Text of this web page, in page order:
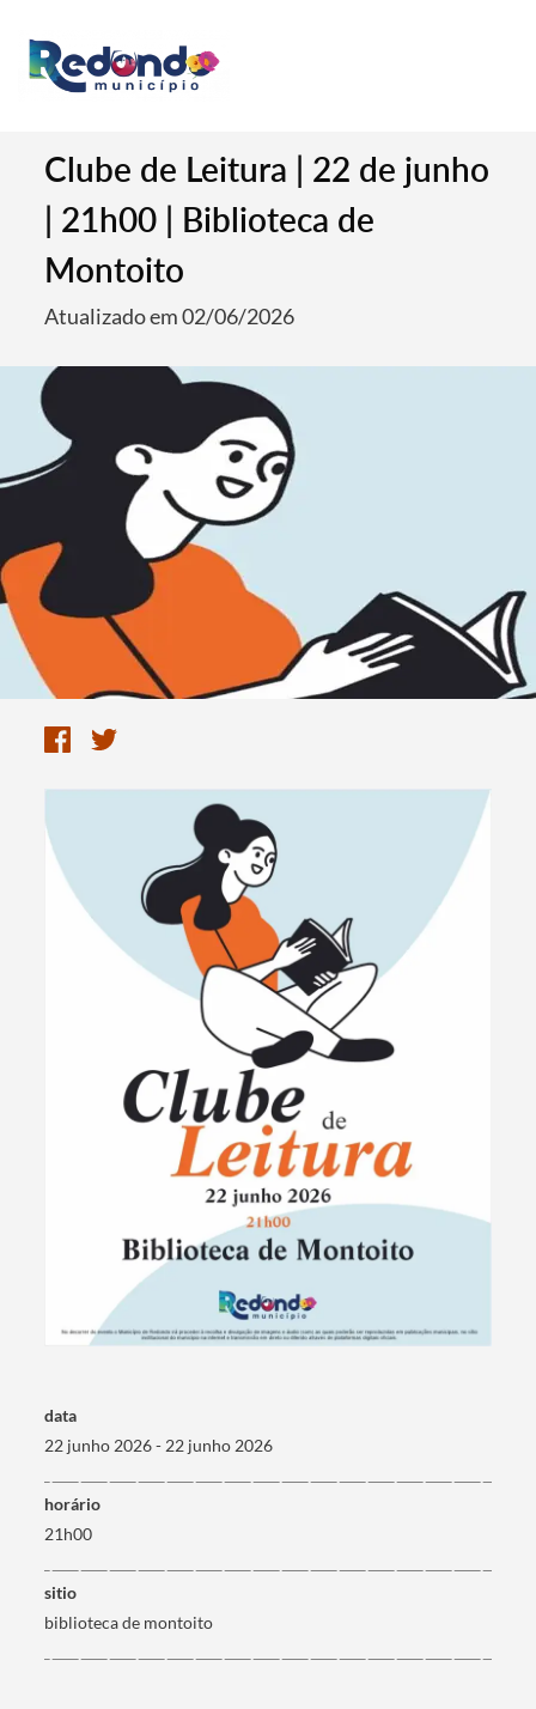
Termo de Pesquisa
Categorias gerais
Filtros
Clube de Leitura | 22 de junho
| 21h00 | Biblioteca de
Montoito
Atualizado em 02/06/2026
data
22 junho 2026 - 22 junho 2026
horário
21h00
sitio
biblioteca de montoito